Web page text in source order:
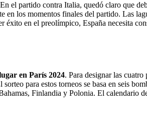
el partido contra Italia, quedó claro que
en los momentos finales del partido. Las
en el preolímpico, España necesita
en París 2024. Para designar las cuatro
para estos torneos se basa en seis
Finlandia y Polonia. El calendario